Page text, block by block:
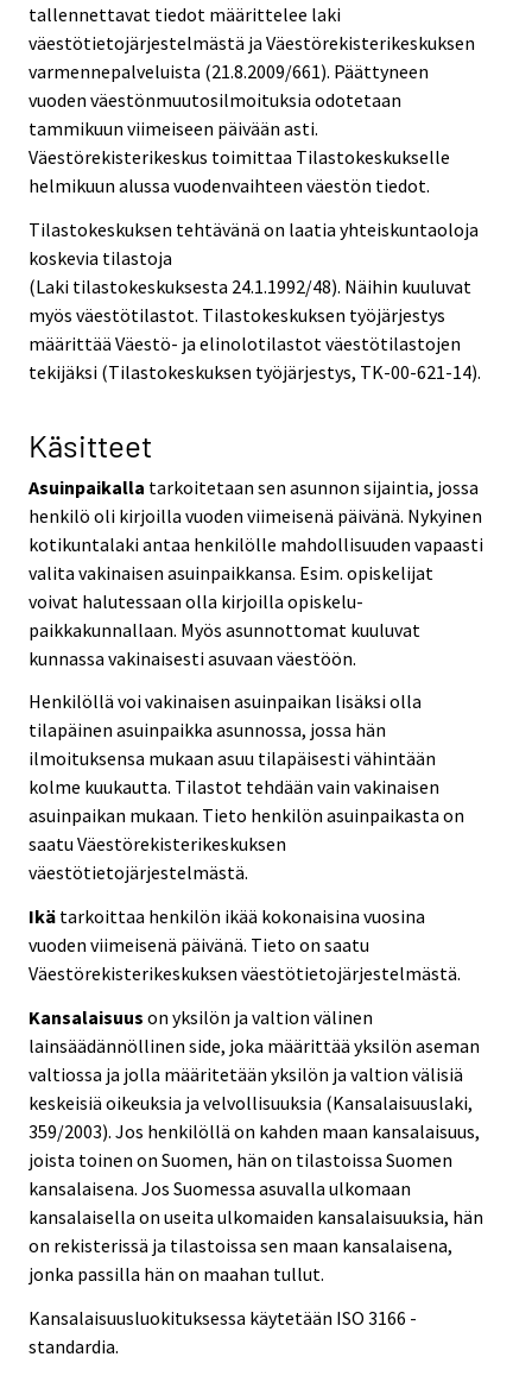
tallennettavat tiedot määrittelee laki
väestötietojärjestelmästä ja Väestörekisterikeskuksen
varmennepalveluista (21.8.2009/661). Päättyneen
vuoden väestönmuutosilmoituksia odotetaan
tammikuun viimeiseen päivään asti.
Väestörekisterikeskus toimittaa Tilastokeskukselle
helmikuun alussa vuodenvaihteen väestön tiedot.
Tilastokeskuksen tehtävänä on laatia yhteiskuntaoloja
koskevia tilastoja
(Laki tilastokeskuksesta 24.1.1992/48). Näihin kuuluvat
myös väestötilastot. Tilastokeskuksen työjärjestys
määrittää Väestö- ja elinolotilastot väestötilastojen
tekijäksi (Tilastokeskuksen työjärjestys, TK-00-621-14).
Käsitteet
Asuinpaikalla tarkoitetaan sen asunnon sijaintia, jossa
henkilö oli kirjoilla vuoden viimeisenä päivänä. Nykyinen
kotikuntalaki antaa henkilölle mahdollisuuden vapaasti
valita vakinaisen asuinpaikkansa. Esim. opiskelijat
voivat halutessaan olla kirjoilla opiskelu-
paikkakunnallaan. Myös asunnottomat kuuluvat
kunnassa vakinaisesti asuvaan väestöön.
Henkilöllä voi vakinaisen asuinpaikan lisäksi olla
tilapäinen asuinpaikka asunnossa, jossa hän
ilmoituksensa mukaan asuu tilapäisesti vähintään
kolme kuukautta. Tilastot tehdään vain vakinaisen
asuinpaikan mukaan. Tieto henkilön asuinpaikasta on
saatu Väestörekisterikeskuksen
väestötietojärjestelmästä.
Ikä tarkoittaa henkilön ikää kokonaisina vuosina
vuoden viimeisenä päivänä. Tieto on saatu
Väestörekisterikeskuksen väestötietojärjestelmästä.
Kansalaisuus on yksilön ja valtion välinen
lainsäädännöllinen side, joka määrittää yksilön aseman
valtiossa ja jolla määritetään yksilön ja valtion välisiä
keskeisiä oikeuksia ja velvollisuuksia (Kansalaisuuslaki,
359/2003). Jos henkilöllä on kahden maan kansalaisuus,
joista toinen on Suomen, hän on tilastoissa Suomen
kansalaisena. Jos Suomessa asuvalla ulkomaan
kansalaisella on useita ulkomaiden kansalaisuuksia, hän
on rekisterissä ja tilastoissa sen maan kansalaisena,
jonka passilla hän on maahan tullut.
Kansalaisuusluokituksessa käytetään ISO 3166 -
standardia.